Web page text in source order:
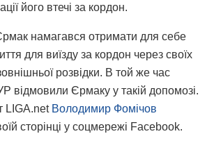
його втечі за кордон.
намагався отримати для себе
для виїзду за кордон через своїх
розвідки. В той же час
відмовили Єрмаку у такій допомозі.
LIGA.net Володимир Фомічов
сторінці у соцмережі Facebook.